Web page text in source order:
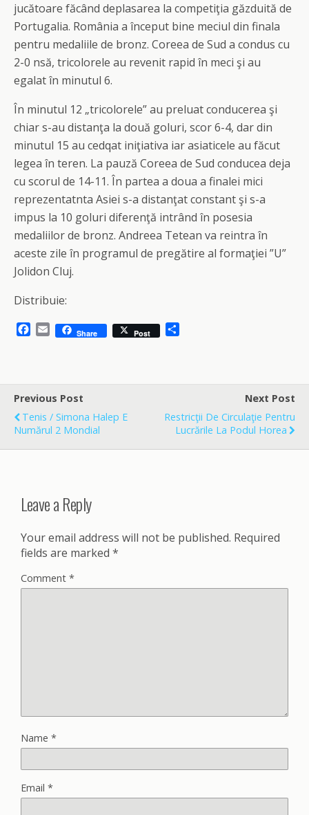
jucătoare făcând deplasarea la competiţia găzduită de
Portugalia. România a început bine meciul din finala
pentru medaliile de bronz. Coreea de Sud a condus cu
2-0 nsă, tricolorele au revenit rapid în meci şi au
egalat în minutul 6.
În minutul 12 „tricolorele” au preluat conducerea şi
chiar s-au distanţa la două goluri, scor 6-4, dar din
minutul 15 au cedqat iniţiativa iar asiaticele au făcut
legea în teren. La pauză Coreea de Sud conducea deja
cu scorul de 14-11. În partea a doua a finalei mici
reprezentatnta Asiei s-a distanţat constant şi s-a
impus la 10 goluri diferenţă intrând în posesia
medaliilor de bronz. Andreea Tetean va reintra în
aceste zile în programul de pregătire al formaţiei ”U”
Jolidon Cluj.
Distribuie:
b
o
o
k
E
l
Share Post
e
Previous Post
Tenis / Simona Halep E
Numărul 2 Mondial
Next Post
Restricţii De Circulaţie Pentru
Lucrările La Podul Horea
Leave a Reply
Your email address will not be published. Required
fields are marked *
Comment *
Name *
Email *